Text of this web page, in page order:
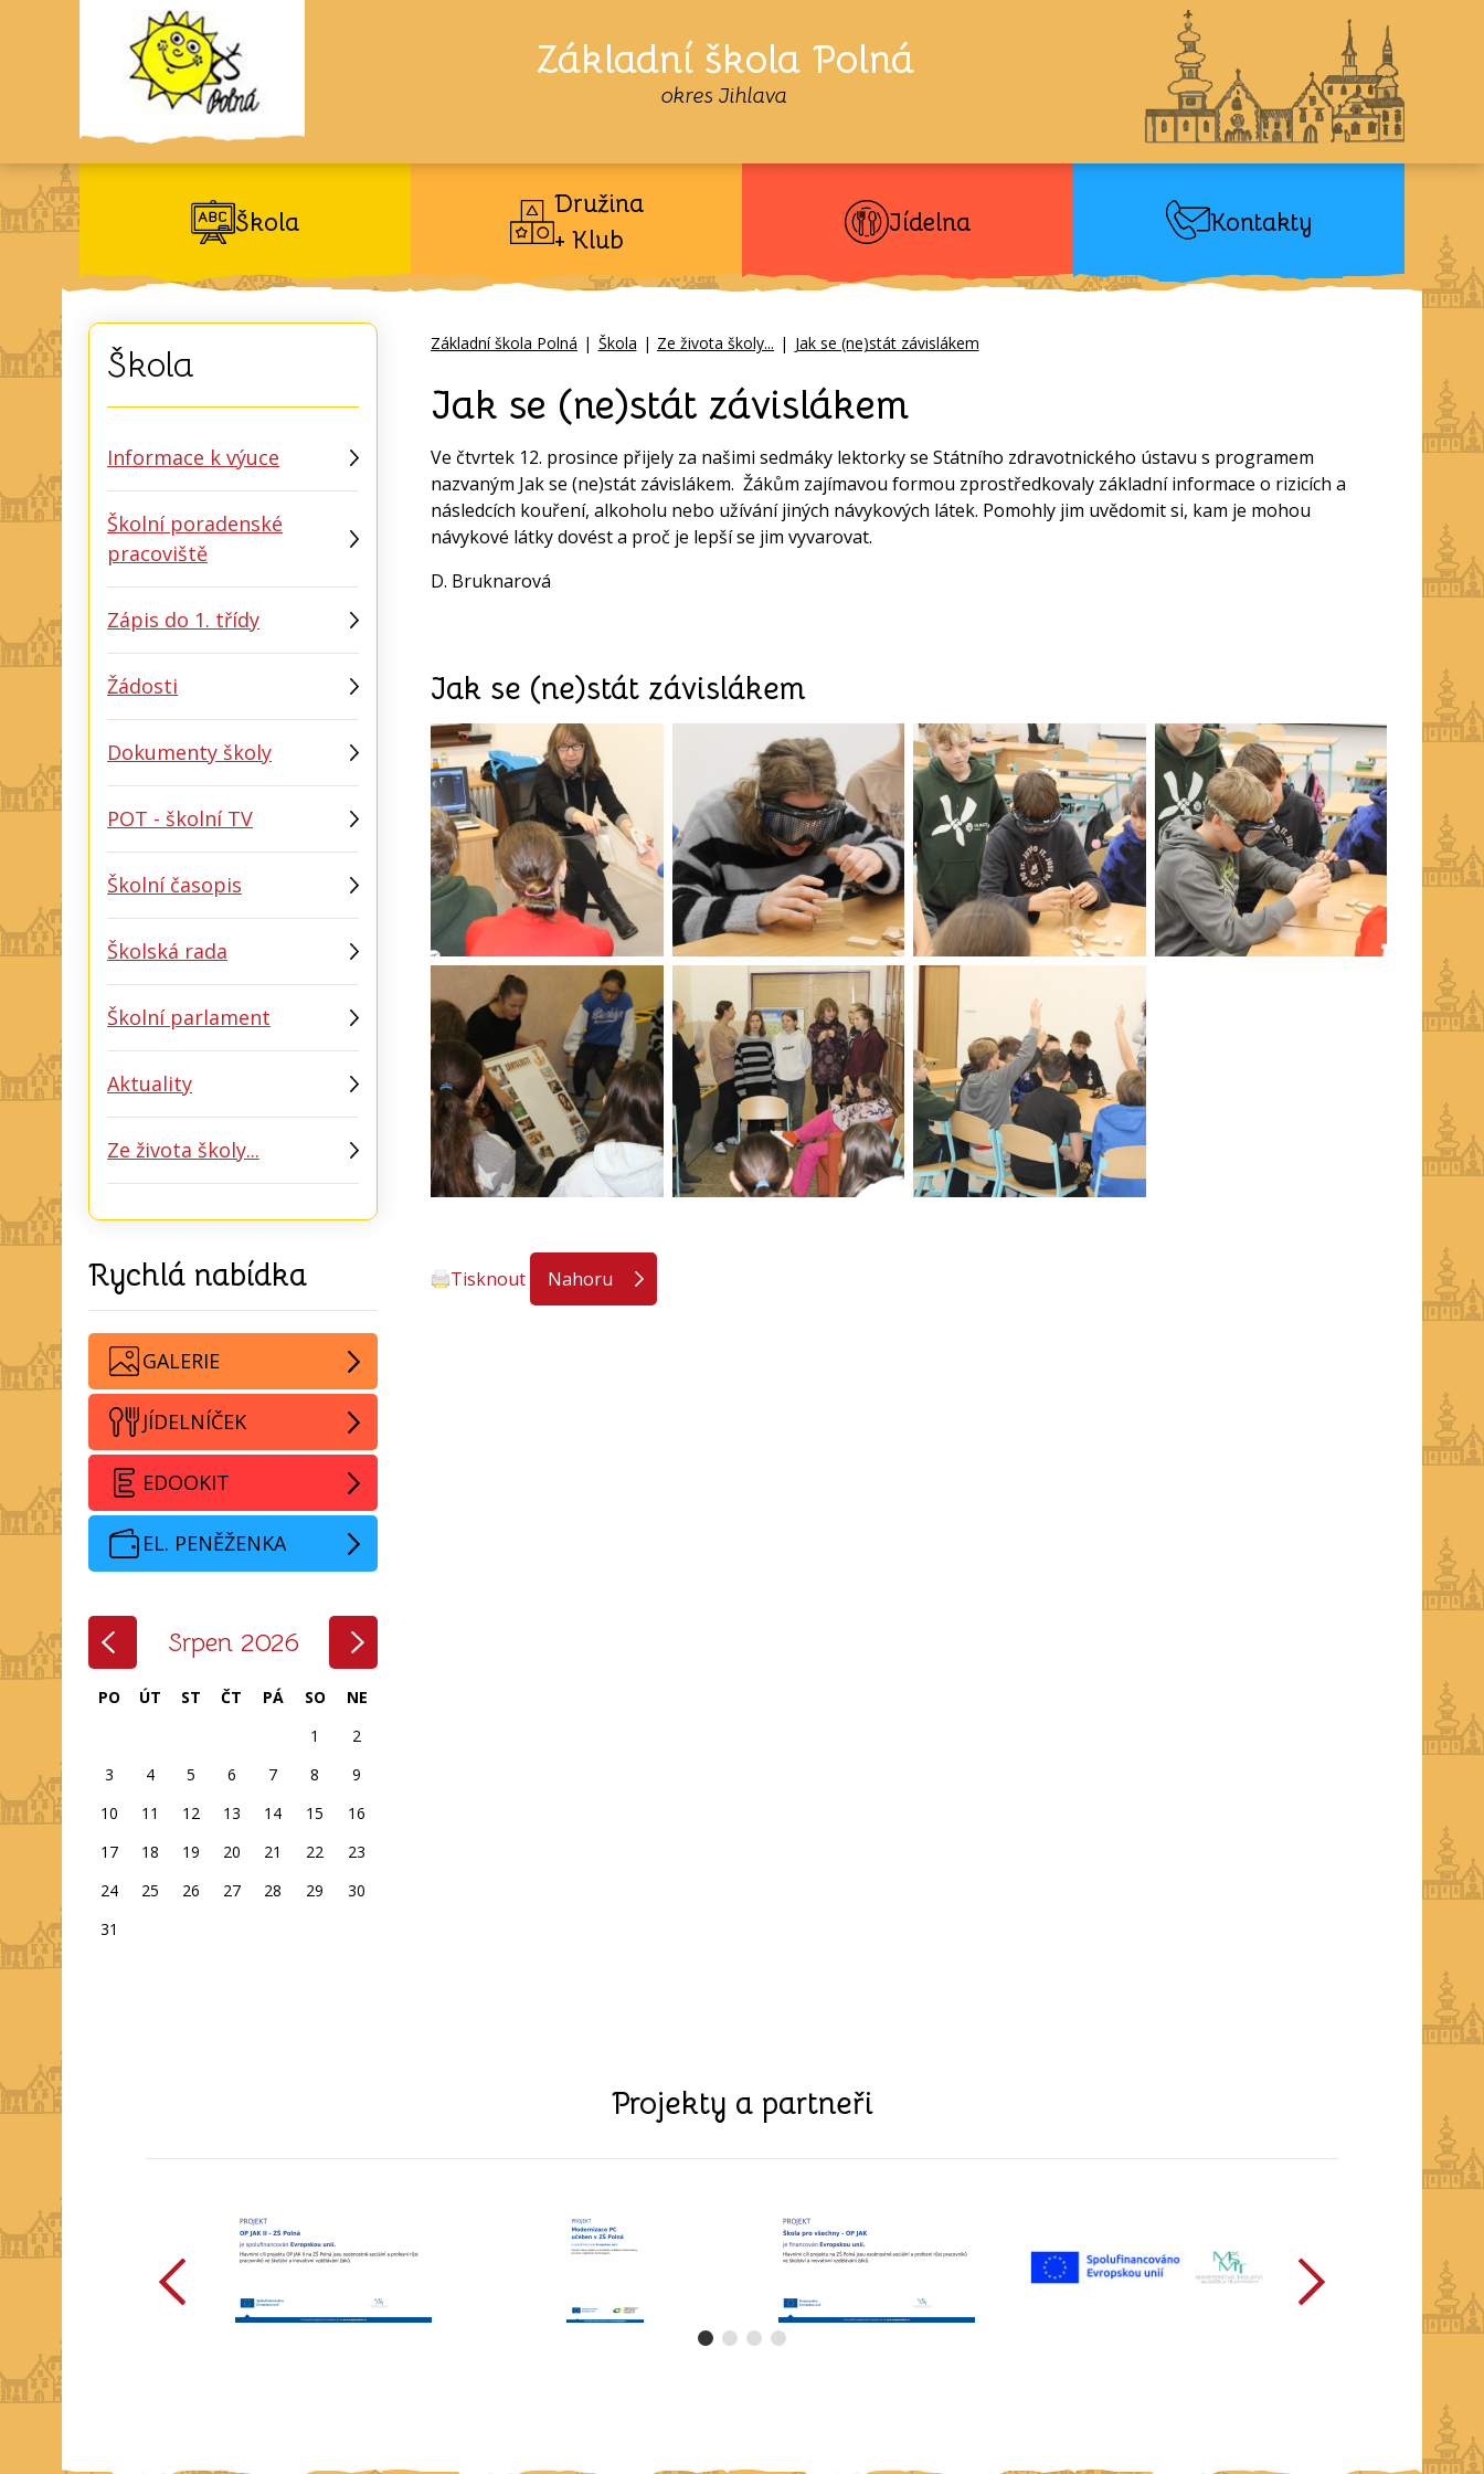
Základní škola Polná
okres Jihlava
Škola
Družina
+ Klub
Jídelna Kontakty
Základní škola Polná | Škola | Ze života školy... | Jak se (ne)stát závislákem
Jak se (ne)stát závislákem
Ve čtvrtek 12. prosince přijely za našimi sedmáky lektorky se Státního zdravotnického ústavu s programem
nazvaným Jak se (ne)stát závislákem. Žákům zajímavou formou zprostředkovaly základní informace o rizicích a
následcích kouření, alkoholu nebo užívání jiných návykových látek. Pomohly jim uvědomit si, kam je mohou
návykové látky dovést a proč je lepší se jim vyvarovat.
D. Bruknarová
Jak se (ne)stát závislákem
Tisknout Nahoru
Škola
Informace k výuce
Školní poradenské
pracoviště
Zápis do 1. třídy
Žádosti
Dokumenty školy
POT - školní TV
Školní časopis
Školská rada
Školní parlament
Aktuality
Ze života školy...
Rychlá nabídka
GALERIE
JÍDELNÍČEK
EDOOKIT
EL. PENĚŽENKA
Srpen 2026
PO ÚT ST ČT PÁ SO
NE
1
2
3
4 5 6 7 8
9
10
11 12 13 14 15
16
17
18 19 20 21 22
23
24
25 26 27 28 29
30
31
Projekty a partneři
předchozí